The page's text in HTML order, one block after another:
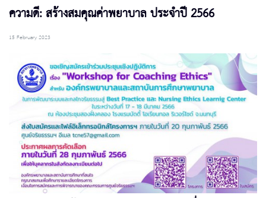
ความดี: สร้างสมคุณค่าพยาบาล ประจำปี 2566
15 February 2023